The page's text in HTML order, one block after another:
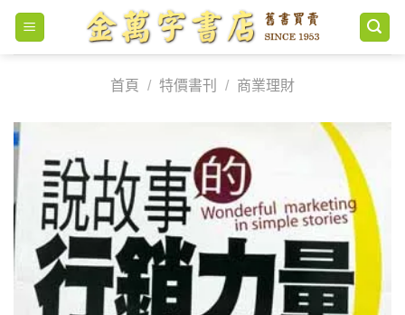
Skip
content
首頁
/ 特價書刊 / 商業理財